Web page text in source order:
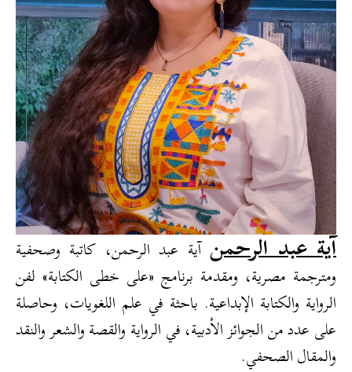
آية عبد الرحمنآية عبد الرحمن، كاتبة وصحفية
ومترجمة مصرية، ومقدمة برنامج «على خطى الكتابة» لفن
الرواية والكتابة الإبداعية. باحثة في علم اللغويات، وحاصلة
على عدد من الجوائز الأدبية، في الرواية والقصة والشعر والنقد
والمقال الصحفي.